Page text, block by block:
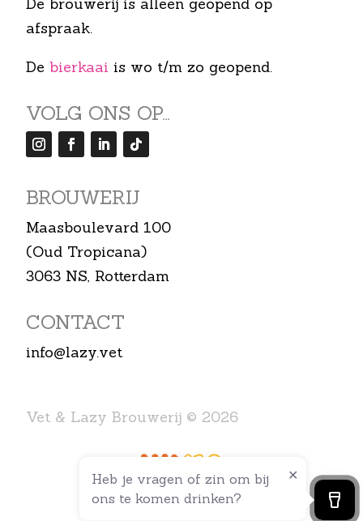
afspraak.
Debierkaai is wo t/m zo geopend.
VOLG ONS OP…
BROUWERIJ
Maasboulevard 100
(Oud Tropicana)
3063 NS, Rotterdam
CONTACT
info@lazy.vet
Vet & Lazy Brouwerij © 2026
Heb je vragen of zin om bij
ons te komen drinken?